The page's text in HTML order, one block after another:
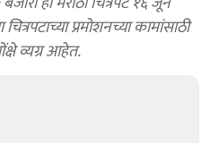
प्रमोशनच्या कामांसाठी
व्यग्र आहेत.